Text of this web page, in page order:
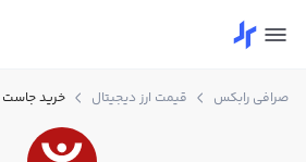
صرافی رابکس قیمت ارز دیجیتال خرید جاست